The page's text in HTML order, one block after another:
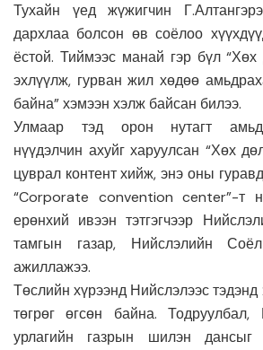
Тухайн үед жүжигчин
дархлаа болсон өв соёлоо
ёстой. Тиймээс манай гэр бүл “Хөх
эхлүүлж, гурван жил хөдөө
байна” хэмээн хэлж байсан билээ.
Улмаар тэд орон нутагт
нүүдэлчин ахуйг харуулсан “Хөх
цуврал контент хийж, энэ оны
“Corporate convention center”-т
ерөнхий ивээн тэтгэгчээр
тамгын газар, Нийслэлийн
ажиллажээ.
Төслийн хүрээнд Нийслэлээс тэдэнд
төгрөг өгсөн байна.
урлагийн газрын шилэн дансыг